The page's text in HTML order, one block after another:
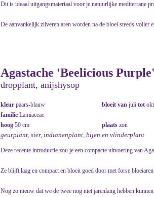
Dit is ideaal uitgangsmateriaal voor je natuurlijke mediterrane
De aanvankelijk zilveren aren worden na de bloei steeds voller
Agastache 'Beelicious
dropplant, anijshysop
kleur paars-blauw bloeit van juli tot
familie Lamiaceae
hoog 50 cm plaats zon
geurplant, sier, indianenplant, bijen en vlinderplant
Deze recente introductie zou je een compacte uitvoering van
Ze blijft laag en compact en bloeit goed door met forse bloeiaren.
Nog zo nieuw dat we de twee nog niet jarenlang hebben